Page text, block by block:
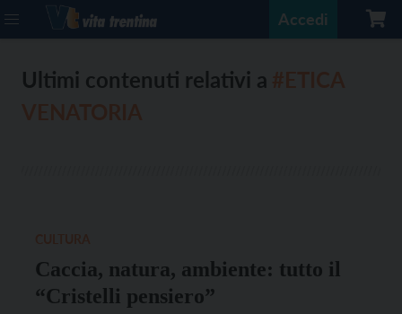
Accedi
Ultimi contenuti relativi a
Caccia, natura, ambiente: tutto il
“Cristelli pensiero”